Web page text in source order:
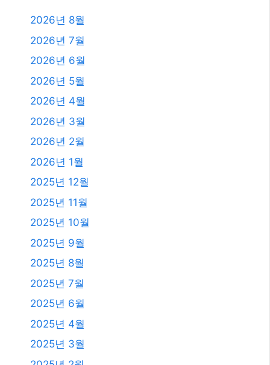
2026년 8월
2026년 7월
2026년 6월
2026년 5월
2026년 4월
2026년 3월
2026년 2월
2026년 1월
2025년 12월
2025년 11월
2025년 10월
2025년 9월
2025년 8월
2025년 7월
2025년 6월
2025년 4월
2025년 3월